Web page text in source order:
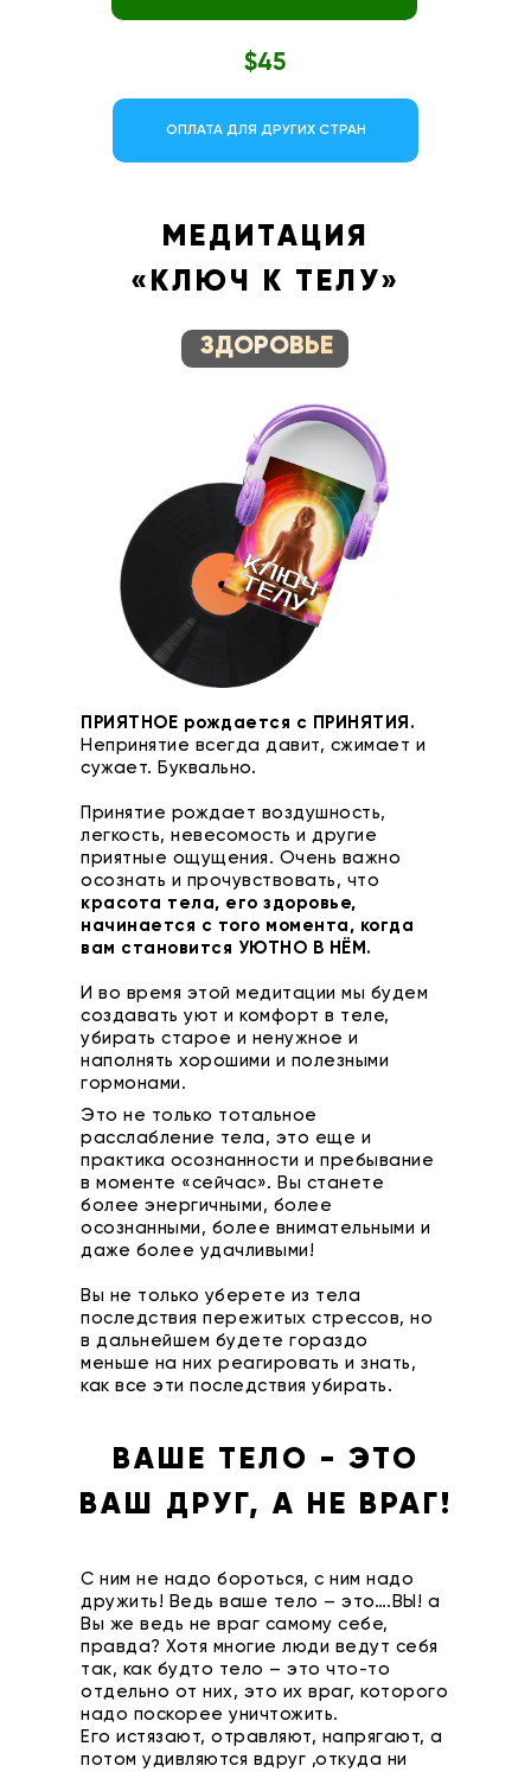
ОПЛАТА ДЛЯ ДРУГИХ СТРАН
$45
ЗДОРОВЬЕ
ПРИЯТНОЕ рождается с ПРИНЯТИЯ.
Непринятие всегда давит, сжимает и
сужает. Буквально.
Принятие рождает воздушность,
легкость, невесомость и другие
приятные ощущения. Очень важно
осознать и прочувствовать, что
красота тела, его здоровье,
начинается с того момента, когда
вам становится УЮТНО В НЁМ.
И во время этой медитации мы будем
создавать уют и комфорт в теле,
убирать старое и ненужное и
наполнять хорошими и полезными
гормонами.
МЕДИТАЦИЯ
«КЛЮЧ К ТЕЛУ»
Это не только тотальное
расслабление тела, это еще и
практика осознанности и пребывание
в моменте «сейчас». Вы станете
более энергичными, более
осознанными, более внимательными и
даже более удачливыми!
Вы не только уберете из тела
последствия пережитых стрессов, но
в дальнейшем будете гораздо
меньше на них реагировать и знать,
как все эти последствия убирать.
С ним не надо бороться, с ним надо
дружить! Ведь ваше тело – это….ВЫ! а
Вы же ведь не враг самому себе,
правда? Хотя многие люди ведут себя
так, как будто тело – это что-то
отдельно от них, это их враг, которого
надо поскорее уничтожить.
Его истязают, отравляют, напрягают, а
потом удивляются вдруг ,откуда ни
ВАШЕ ТЕЛО - ЭТО
ВАШ ДРУГ, А НЕ ВРАГ!